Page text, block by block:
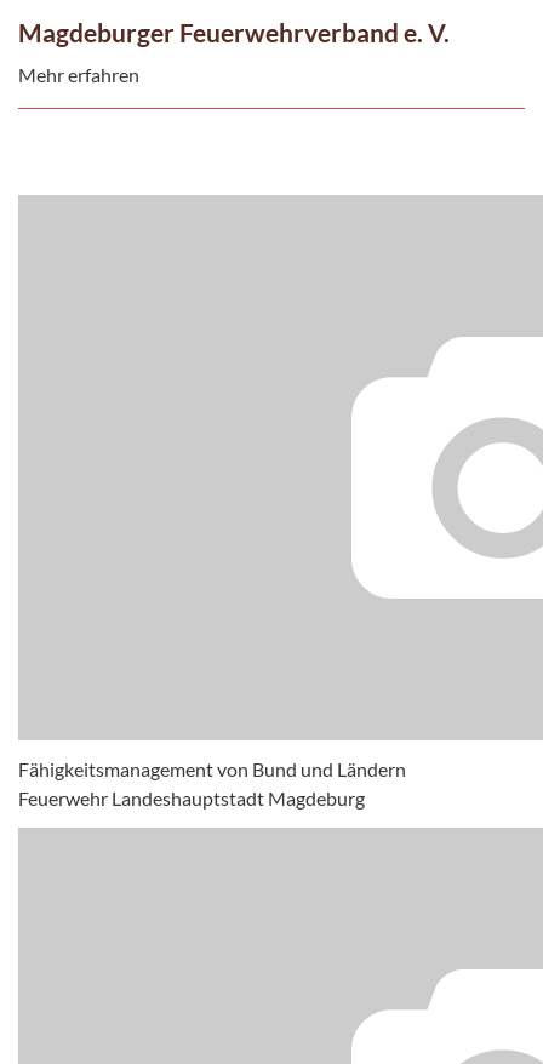
Magdeburger Feuerwehrverband e. V.
Mehr erfahren
Fähigkeitsmanagement von Bund und Ländern
Feuerwehr Landeshauptstadt Magdeburg